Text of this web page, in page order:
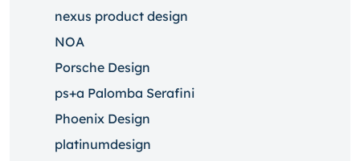
nexus product design
NOA
Porsche Design
ps+a Palomba Serafini
Phoenix Design
platinumdesign